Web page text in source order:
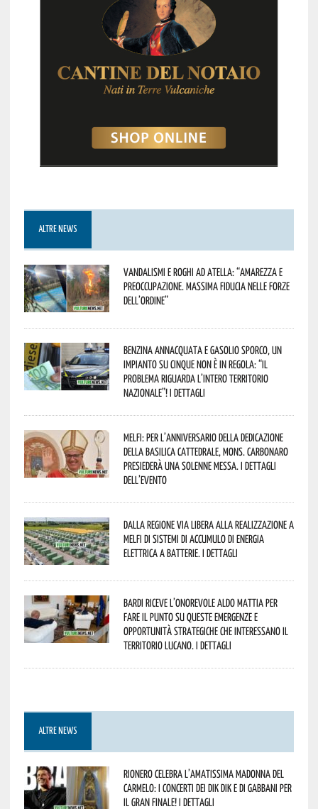
ALTRE NEWS
Vandalismi e roghi ad Atella: “Amarezza e
preoccupazione. Massima fiducia nelle Forze
dell’Ordine”
Benzina annacquata e gasolio sporco, un
impianto su cinque non è in regola: “il
problema riguarda l’intero territorio
Nazionale”! I dettagli
Melfi: per l’anniversario della Dedicazione
della Basilica Cattedrale, Mons. Carbonaro
presiederà una solenne messa. I dettagli
dell’evento
Dalla Regione via libera alla realizzazione a
Melfi di sistemi di accumulo di energia
elettrica a batterie. I dettagli
Bardi riceve l’onorevole Aldo Mattia per
fare il punto su queste emergenze e
opportunità strategiche che interessano il
territorio lucano. I dettagli
ALTRE NEWS
Rionero celebra l’amatissima Madonna del
Carmelo: i concerti dei DIK DIK e di Gabbani per
il gran finale! I dettagli